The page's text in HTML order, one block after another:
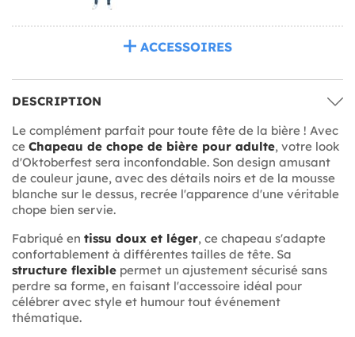
ACCESSOIRES
DESCRIPTION
Le complément parfait pour toute fête de la bière ! Avec
ce Chapeau de chope de bière pour adulte, votre look
d'Oktoberfest sera inconfondable. Son design amusant
de couleur jaune, avec des détails noirs et de la mousse
blanche sur le dessus, recrée l'apparence d'une véritable
chope bien servie.
Fabriqué en tissu doux et léger, ce chapeau s'adapte
confortablement à différentes tailles de tête. Sa
structure flexible permet un ajustement sécurisé sans
perdre sa forme, en faisant l'accessoire idéal pour
célébrer avec style et humour tout événement
thématique.